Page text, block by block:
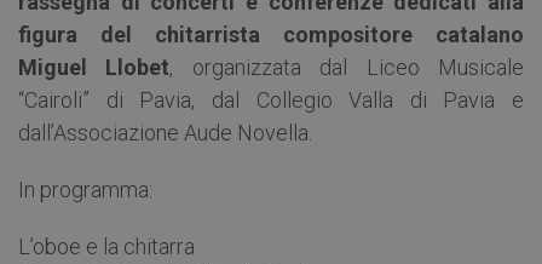
figura del chitarrista compositore catalano
Miguel Llobet, organizzata dal Liceo Musicale
“Cairoli” di Pavia, dal Collegio Valla di Pavia e
dall’Associazione Aude Novella.
In programma:
L’oboe e la chitarra